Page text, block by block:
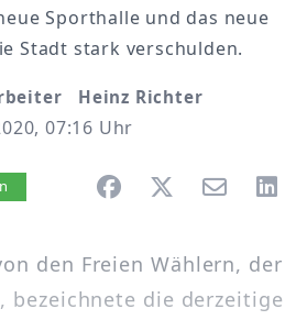
Sporthalle und das neue
Stadt stark verschulden.
Heinz Richter
07:16 Uhr
den Freien Wählern, der
bezeichnete die derzeitige